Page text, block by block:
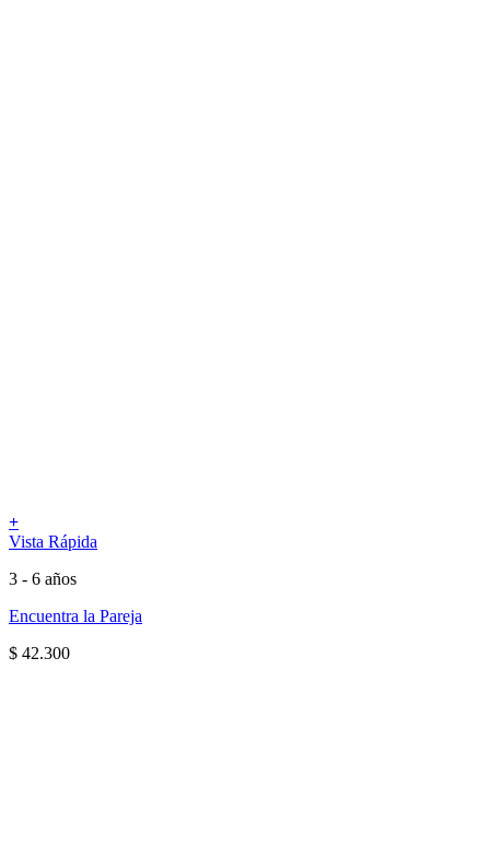
+
Vista Rápida
3 - 6 años
Encuentra la Pareja
$ 42.300